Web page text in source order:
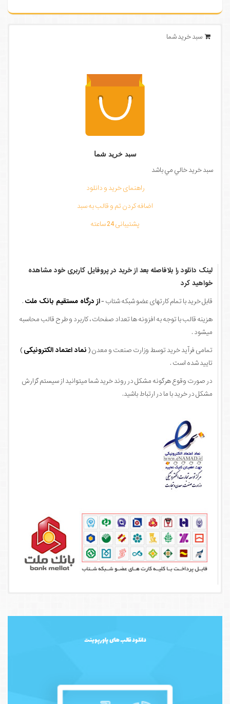
سبد خرید شما
سبد خرید شما
سبد خرید خالي مي باشد
راهنمای خرید و دانلود
اضافه کردن تم و قالب به سبد
پشتیبانی 24 ساعته
لینک دانلود را بلافاصله بعد از خرید در پروفایل کاربری خود مشاهده
خواهید کرد
قابل خرید با تمام کارتهای عضو شبکه شتاب -از درگاه مستقیم بانک ملت .
هزینه قالب با توجه به افزونه ها تعداد صفحات ، کاربرد و طرح قالب محاسبه
میشود .
تمامی فرآید خرید توسط وزارت صنعت و معدن ( نماد اعتماد الکترونیکی)
تایید شده است .
در صورت وقوع هرگونه مشکل در روند خرید شما میتوانید از سیستم گزارش
مشکل در خرید با ما در ارتباط باشید.
دانلود قالب های پاورپوینت